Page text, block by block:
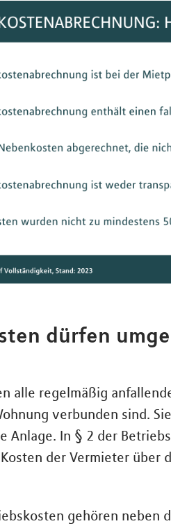
dürfen
alle regelmäßig
verbunden sind.
Anlage. In § 2 der
der Vermieter über
gehören neben